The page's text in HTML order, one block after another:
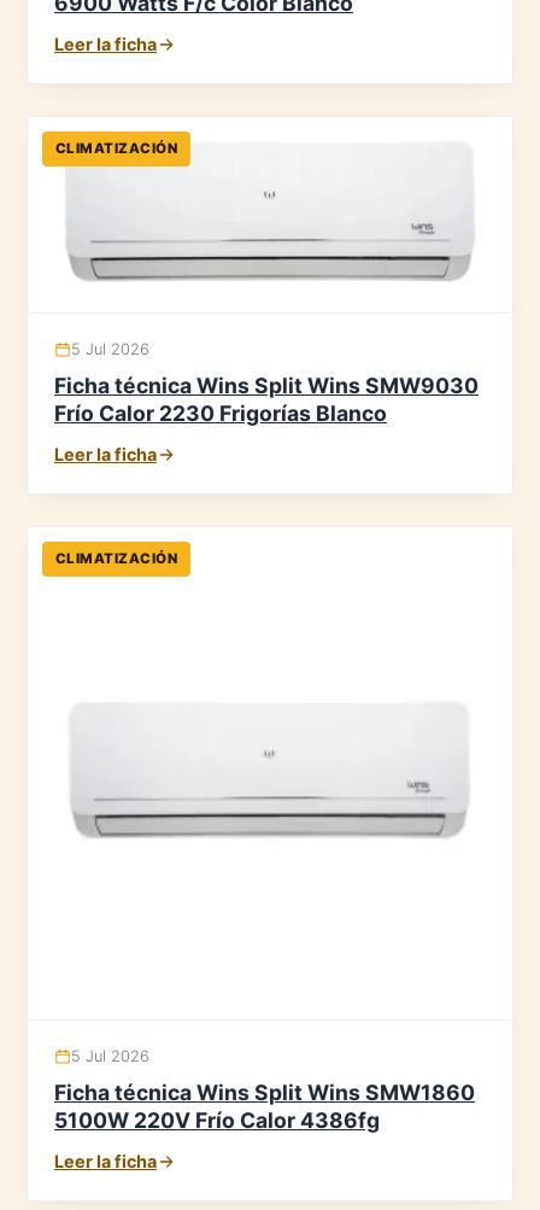
Leer la ficha
CLIMATIZACIÓN
5 Jul 2026
Ficha técnica Wins Split Wins SMW9030
Frío Calor 2230 Frigorías Blanco
Leer la ficha
CLIMATIZACIÓN
5 Jul 2026
Ficha técnica Wins Split Wins SMW1860
5100W 220V Frío Calor 4386fg
Leer la ficha